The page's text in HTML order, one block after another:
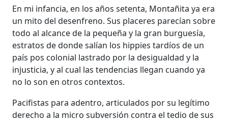
En mi infancia, en los años setenta, Montañita ya era
un mito del desenfreno. Sus placeres parecían sobre
todo al alcance de la pequeña y la gran burguesía,
estratos de donde salían los hippies tardíos de un
país pos colonial lastrado por la desigualdad y la
injusticia, y al cual las tendencias llegan cuando ya
no lo son en otros contextos.
Pacifistas para adentro, articulados por su legítimo
derecho a la micro subversión contra el tedio de sus